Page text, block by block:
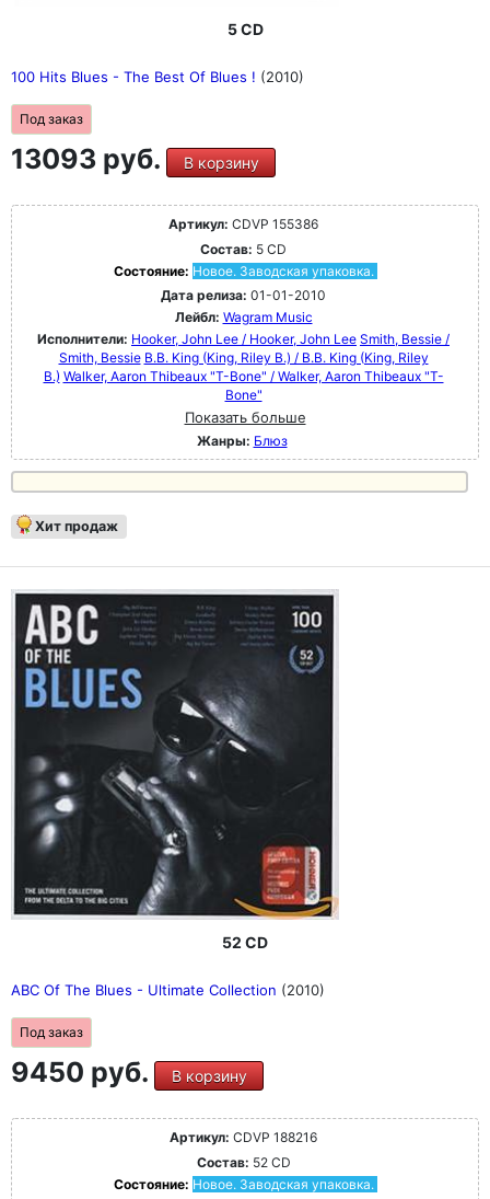
5 CD
100 Hits Blues - The Best Of Blues ! (2010)
Под заказ
13093 руб. В корзину
Артикул: CDVP 155386
Состав: 5 CD
Состояние: Новое. Заводская упаковка.
Дата релиза: 01-01-2010
Лейбл: Wagram Music
Исполнители: Hooker, John Lee / Hooker, John Lee Smith, Bessie /
Smith, Bessie B.B. King (King, Riley B.) / B.B. King (King, Riley
B.) Walker, Aaron Thibeaux "T-Bone" / Walker, Aaron Thibeaux "T-
Bone"
Показать больше
Жанры: Блюз
Хит продаж
52 CD
ABC Of The Blues - Ultimate Collection (2010)
Под заказ
9450 руб. В корзину
Артикул: CDVP 188216
Состав: 52 CD
Состояние: Новое. Заводская упаковка.